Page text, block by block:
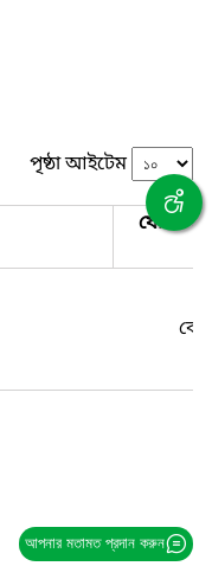
পৃষ্ঠা আইটেম
আপনার মতামত প্রদান করুন